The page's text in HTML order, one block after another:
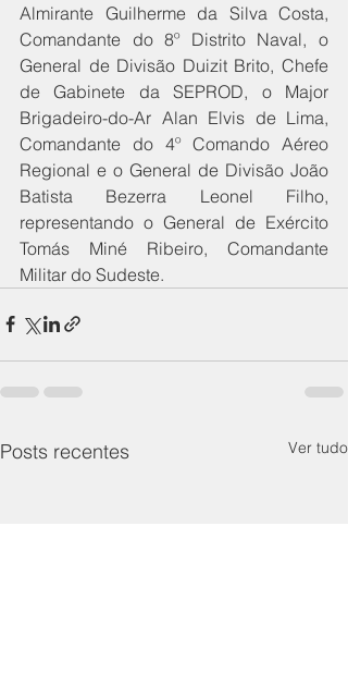
Almirante Guilherme da Silva Costa,
Comandante do 8º Distrito Naval, o
General de Divisão Duizit Brito, Chefe
de Gabinete da SEPROD, o Major
Brigadeiro-do-Ar Alan Elvis de Lima,
Comandante do 4º Comando Aéreo
Regional e o General de Divisão João
Batista Bezerra Leonel Filho,
representando o General de Exército
Tomás Miné Ribeiro, Comandante
Militar do Sudeste.
Posts recentes Ver tudo